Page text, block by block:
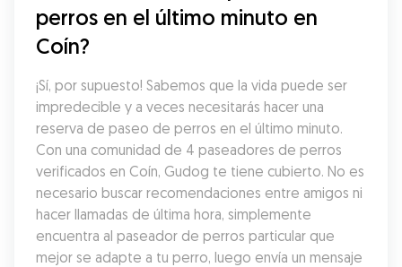
perros en el último minuto en
Coín?
¡Sí, por supuesto! Sabemos que la vida puede ser
impredecible y a veces necesitarás hacer una
reserva de paseo de perros en el último minuto.
Con una comunidad de 4 paseadores de perros
verificados en Coín, Gudog te tiene cubierto. No es
necesario buscar recomendaciones entre amigos ni
hacer llamadas de última hora, simplemente
encuentra al paseador de perros particular que
mejor se adapte a tu perro, luego envía un mensaje